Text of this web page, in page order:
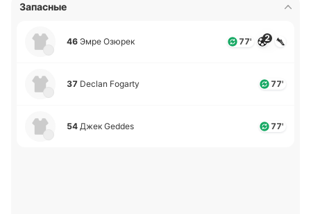
Запасные
46 Эмре Озюрек 77' 2
37 Declan Fogarty 77'
54 Джек Geddes 77'